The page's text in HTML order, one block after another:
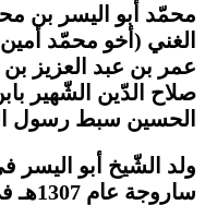
محمّد أبو اليسر بن
الغني (أخو محمّد
عمر بن عبد العزيز
صلاح الدّين الشّهير
الحسين سبط رسول
ولد الشّيخ أبو
ساروجة عام 1307هـ في أسرة العلم والفتيا.